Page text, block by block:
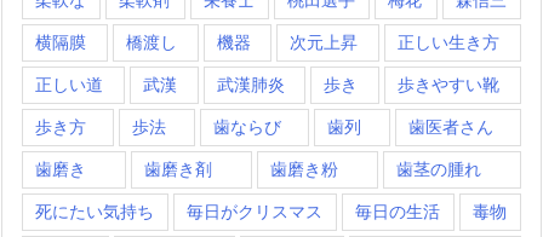
横隔膜 橋渡し 機器 次元上昇 正しい生き方
正しい道 武漢 武漢肺炎 歩き 歩きやすい靴
歩き方 歩法 歯ならび 歯列 歯医者さん
歯磨き 歯磨き剤 歯磨き粉 歯茎の腫れ
死にたい気持ち 毎日がクリスマス 毎日の生活 毒物